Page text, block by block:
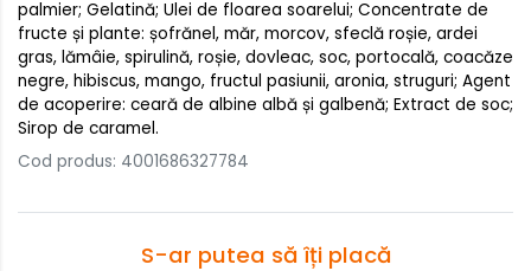
palmier; Gelatină; Ulei de floarea soarelui; Concentrate de
fructe și plante: șofrănel, măr, morcov, sfeclă roșie, ardei
gras, lămâie, spirulină, roșie, dovleac, soc, portocală, coacăze
negre, hibiscus, mango, fructul pasiunii, aronia, struguri; Agent
de acoperire: ceară de albine albă și galbenă; Extract de soc;
Sirop de caramel.
Cod produs: 4001686327784
S-ar putea să îți placă